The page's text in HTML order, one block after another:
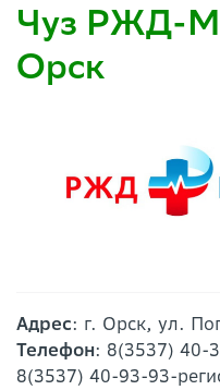
Чуз РЖД-
Орск
Адрес: г. Орск, ул.
Телефон: 8(3537) 40-
8(3537) 40-93-93-